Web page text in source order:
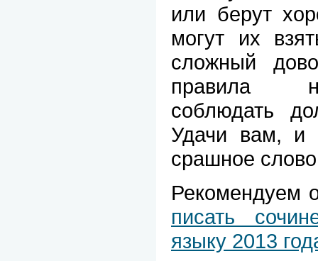
или берут
могут их
сложный
правила
соблюдать
Удачи вам, и
срашное
Рекомендуем
писать
языку 2013